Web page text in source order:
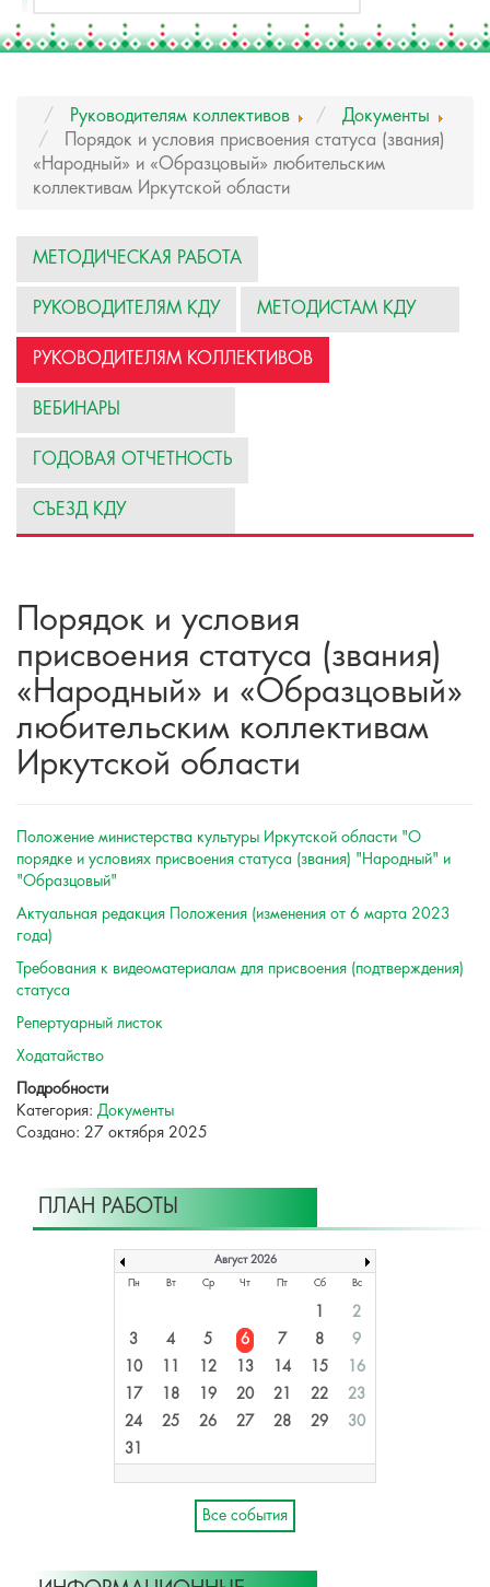
Руководителям коллективов
Документы
Порядок и условия присвоения статуса (звания)
«Народный» и «Образцовый» любительским
коллективам Иркутской области
МЕТОДИЧЕСКАЯ РАБОТА
РУКОВОДИТЕЛЯМ КДУ МЕТОДИСТАМ КДУ
РУКОВОДИТЕЛЯМ КОЛЛЕКТИВОВ
ВЕБИНАРЫ
ГОДОВАЯ ОТЧЕТНОСТЬ
СЪЕЗД КДУ
Порядок и условия
присвоения статуса (звания)
«Народный» и «Образцовый»
любительским коллективам
Иркутской области
Положение министерства культуры Иркутской области "О
порядке и условиях присвоения статуса (звания) "Народный" и
"Образцовый"
Актуальная редакция Положения (изменения от 6 марта 2023
года)
Требования к видеоматериалам для присвоения (подтверждения)
статуса
Репертуарный листок
Ходатайство
Подробности
Категория: Документы
Создано: 27 октября 2025
ПЛАН РАБОТЫ
Август 2026
Пн Вт Ср Чт Пт Сб Вс
1
2
3
4 5 6 7 8
9
10
11 12 13 14 15
16
17
18 19 20 21 22
23
24
25 26 27 28 29
30
31
Все события